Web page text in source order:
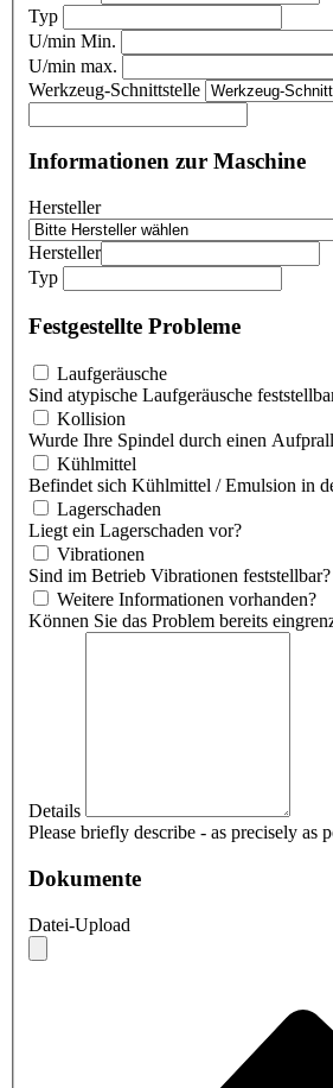
Typ
U/min Min.
U/min max.
Werkzeug-Schnittstelle
Informationen zur Maschine
Hersteller
Hersteller
Typ
Festgestellte Probleme
Laufgeräusche
Sind atypische Laufgeräusche
Kollision
Wurde Ihre Spindel durch einen
Kühlmittel
Befindet sich Kühlmittel / Emulsion in
Lagerschaden
Liegt ein Lagerschaden vor?
Vibrationen
Sind im Betrieb Vibrationen feststellbar?
Weitere Informationen vorhanden?
Können Sie das Problem bereits
Details
Please briefly describe - as precisely as
Dokumente
Datei-Upload